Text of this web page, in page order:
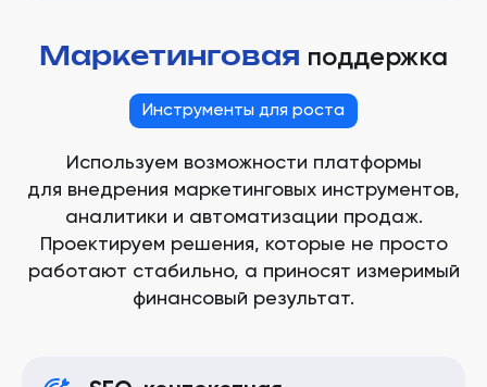
Маркетинговая поддержка
Инструменты для роста
Используем возможности платформы
для внедрения маркетинговых инструментов,
аналитики и автоматизации продаж.
Проектируем решения, которые не просто
работают стабильно, а приносят измеримый
финансовый результат.